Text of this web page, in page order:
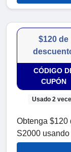
$120 de
CÓDIGO
CUPÓN
Usado 2
Obtenga $120
S2000